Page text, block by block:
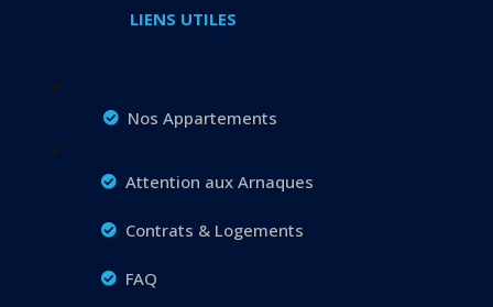
LIENS UTILES
Nos Appartements
Attention aux Arnaques
Contrats & Logements
FAQ